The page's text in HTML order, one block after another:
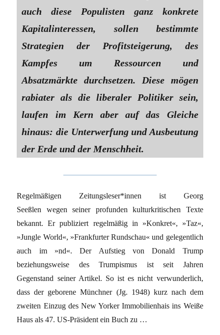
auch diese Populisten ganz konkrete
Kapitalinteressen, sollen bestimmte
Strategien der Profitsteigerung, des
Kampfes um Ressourcen und
Absatzmärkte durchsetzen. Diese mögen
rabiater als die liberaler Politiker sein,
laufen im Kern aber auf das Gleiche
hinaus: die Unterwerfung und Ausbeutung
der Erde und der Menschheit.
Regelmäßigen Zeitungsleser*innen ist Georg
Seeßlen wegen seiner profunden kulturkritischen Texte
bekannt. Er publiziert regelmäßig in »Konkret«, »Taz«,
»Jungle World«, »Frankfurter Rundschau« und gelegentlich
auch im »nd«. Der Aufstieg von Donald Trump
beziehungsweise des Trumpismus ist seit Jahren
Gegenstand seiner Artikel. So ist es nicht verwunderlich,
dass der geborene Münchner (Jg. 1948) kurz nach dem
zweiten Einzug des New Yorker Immobilienhais ins Weiße
Haus als 47. US-Präsident ein Buch zu …